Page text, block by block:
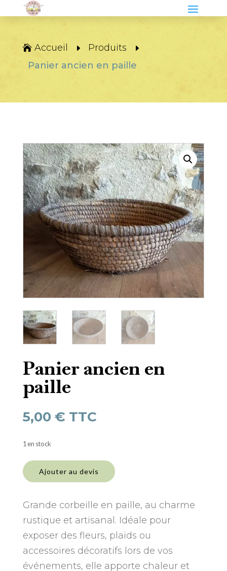
Accueil
Produits
Panier ancien en paille
Panier ancien en
paille
5,00 € TTC
1 en stock
de
Panier
en
Ajouter au devis
Grande corbeille en paille, au charme
rustique et artisanal. Idéale pour
exposer des fleurs, plaids ou
accessoires décoratifs lors de vos
événements, elle apporte chaleur et